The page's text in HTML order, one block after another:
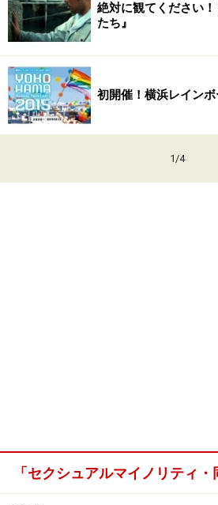
絶対に観てください
たち』
初開催！横浜レイン
1/4
「セクシュアルマイノリティ